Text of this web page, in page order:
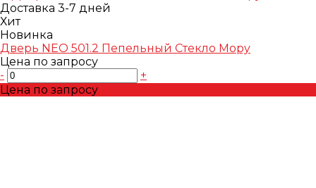
Доставка 3-7 дней
Хит
Новинка
Дверь NEO 501.2 Пепельный Стекло Mopy
Цена по запросу
-
+
Цена по запросу